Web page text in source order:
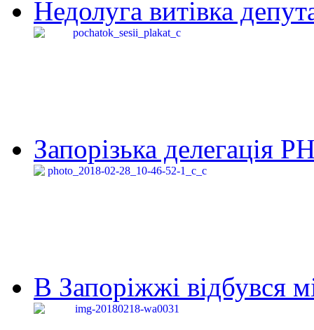
Недолуга витівка
Запорізька делегація
В Запоріжжі відбувся